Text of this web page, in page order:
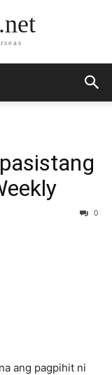
0
ang pagpihit ni